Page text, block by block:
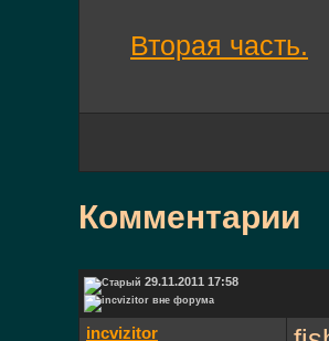
Вторая часть.
Комментарии
29.11.2011 17:58
incvizitor